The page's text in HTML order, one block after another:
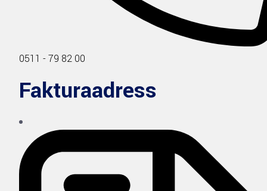
0511 - 79 82 00
Fakturaadress